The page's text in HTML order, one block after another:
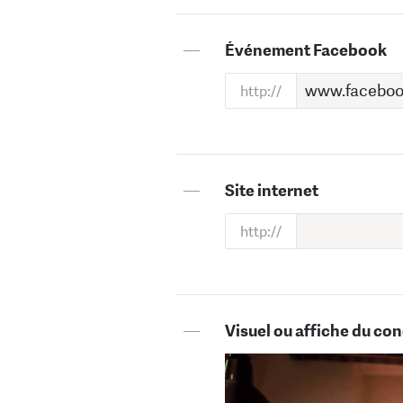
— Événement Facebook
— Site internet
— Visuel ou affiche du